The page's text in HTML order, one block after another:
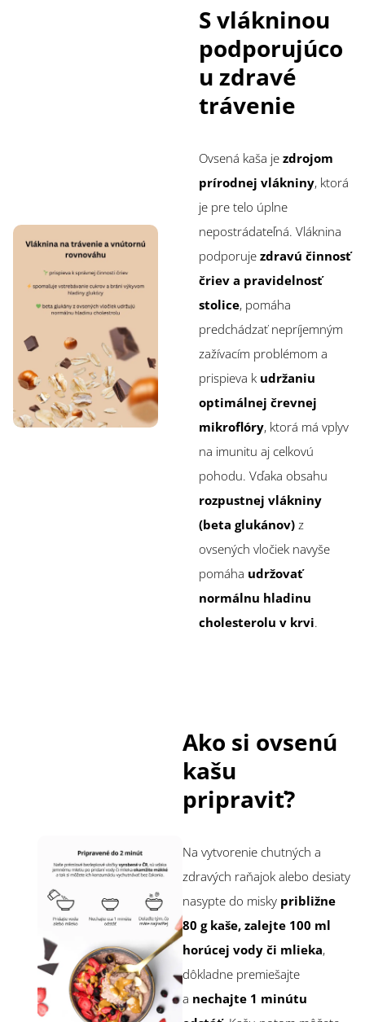
S vlákninou
podporujúco
u zdravé
trávenie
Ovsená kaša je zdrojom
prírodnej vlákniny, ktorá
je pre telo úplne
nepostrádateľná. Vláknina
podporuje zdravú činnosť
čriev a pravidelnosť
stolice, pomáha
predchádzať nepríjemným
zažívacím problémom a
prispieva k udržaniu
optimálnej črevnej
mikroflóry, ktorá má vplyv
na imunitu aj celkovú
pohodu. Vďaka obsahu
rozpustnej vlákniny
(beta glukánov) z
ovsených vločiek navyše
pomáha udržovať
normálnu hladinu
cholesterolu v krvi.
Ako si ovsenú
kašu
pripraviť?
Na vytvorenie chutných a
zdravých raňajok alebo desiaty
nasypte do misky približne
80 g kaše, zalejte 100 ml
horúcej vody či mlieka,
dôkladne premiešajte
a nechajte 1 minútu